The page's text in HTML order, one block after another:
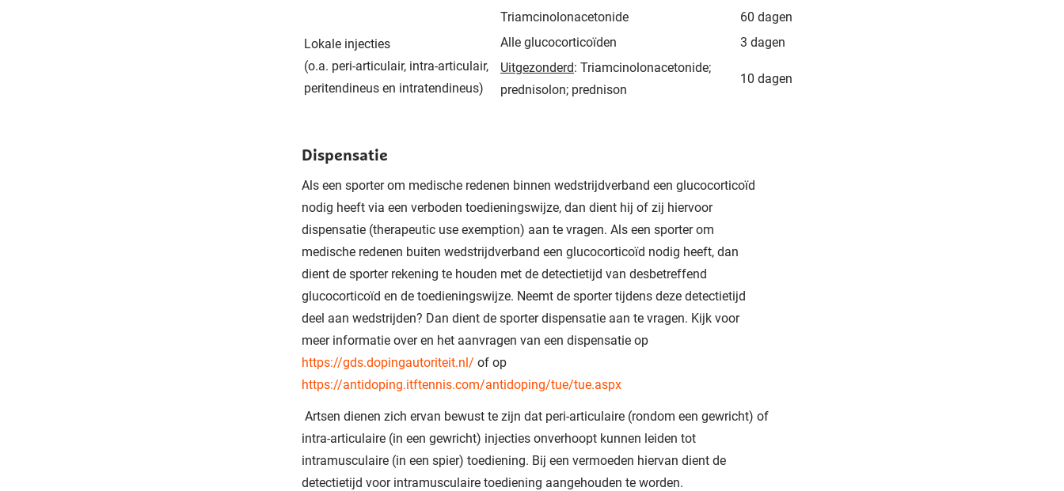
Triamcinolonacetonide
60 dagen
Lokale injecties
(o.a. peri-articulair, intra-articulair,
peritendineus en intratendineus)
Alle glucocorticoïden
3 dagen
Uitgezonderd: Triamcinolonacetonide;
prednisolon; prednison
10 dagen
Dispensatie
Als een sporter om medische redenen binnen wedstrijdverband een glucocorticoïd
nodig heeft via een verboden toedieningswijze, dan dient hij of zij hiervoor
dispensatie (therapeutic use exemption) aan te vragen. Als een sporter om
medische redenen buiten wedstrijdverband een glucocorticoïd nodig heeft, dan
dient de sporter rekening te houden met de detectietijd van desbetreffend
glucocorticoïd en de toedieningswijze. Neemt de sporter tijdens deze detectietijd
deel aan wedstrijden? Dan dient de sporter dispensatie aan te vragen. Kijk voor
meer informatie over en het aanvragen van een dispensatie op
https://gds.dopingautoriteit.nl/ of op
https://antidoping.itftennis.com/antidoping/tue/tue.aspx
Artsen dienen zich ervan bewust te zijn dat peri-articulaire (rondom een gewricht) of
intra-articulaire (in een gewricht) injecties onverhoopt kunnen leiden tot
intramusculaire (in een spier) toediening. Bij een vermoeden hiervan dient de
detectietijd voor intramusculaire toediening aangehouden te worden.